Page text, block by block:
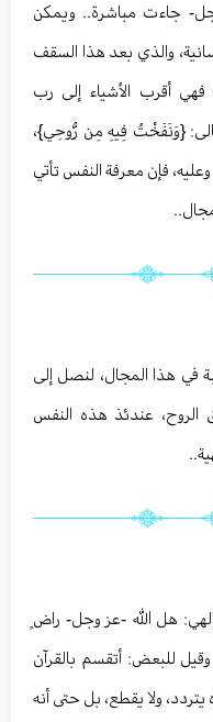
جاءت مباشرة.. ويمكن
والذي بعد هذا السقف
فهي أقرب الأشياء إلى رب
{وَنَفَخْتُ فِيهِ مِن رُّوحِي}،
فإن معرفة النفس تأتي
في هذا المجال، لنصل إلى
الروح، عندئذ هذه النفس
هل الله -عز وجل- راضٍ
وقيل للبعض: أتقسم بالقرآن
ولا يقطع، بل حتى أنه